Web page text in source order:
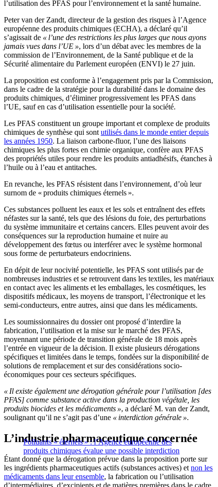
l’utilisation des PFAS pour l’environnement et la santé humaine.
Peter van der Zandt, directeur de la gestion des risques à l’Agence
européenne des produits chimiques (ECHA), a déclaré qu’il
s’agissait de « l’une des restrictions les plus larges que nous ayons
jamais vues dans l’UE », lors d’un débat avec les membres de la
commission de l’Environnement, de la Santé publique et de la
Sécurité alimentaire du Parlement européen (ENVI) le 27 juin.
La proposition est conforme à l’engagement pris par la Commission,
dans le cadre de la stratégie pour la durabilité dans le domaine des
produits chimiques, d’éliminer progressivement les PFAS dans
l’UE, sauf en cas d’utilisation essentielle pour la société.
Les PFAS constituent un groupe important et complexe de produits
chimiques de synthèse qui sont utilisés dans le monde entier depuis
les années 1950. La liaison carbone-fluor, l’une des liaisons
chimiques les plus fortes en chimie organique, confère aux PFAS
des propriétés utiles pour rendre les produits antiadhésifs, étanches à
l’huile ou à l’eau et antitaches.
En revanche, les PFAS résistent dans l’environnement, d’où leur
surnom de « produits chimiques éternels ».
Ces substances polluent les eaux et les sols et entraînent des effets
néfastes sur la santé, tels que des lésions du foie, des perturbations
du système immunitaire et certains cancers. Elles peuvent avoir des
conséquences sur la reproduction humaine et nuire au
développement des fœtus ou interférer avec le système hormonal
sous forme de perturbateurs endocriniens.
En dépit de leur nocivité potentielle, les PFAS sont utilisés par de
nombreuses industries et se retrouvent dans les textiles, les matériaux
en contact avec les aliments et les emballages, les cosmétiques, les
dispositifs médicaux, les moyens de transport, l’électronique et les
semi-conducteurs, entre autres, ainsi que dans les médicaments.
Les soumissionnaires du dossier ont proposé d’interdire la
fabrication, l’utilisation et la mise sur le marché des PFAS,
moyennant une période de transition générale de 18 mois après
l’entrée en vigueur de la décision. Il existe plusieurs dérogations
spécifiques et limitées dans le temps, fondées sur la disponibilité de
solutions de remplacement et sur des considérations socio-
économiques pour ces secteurs spécifiques.
« Il existe également une dérogation générale pour l’utilisation [des
PFAS] comme substance active dans la production végétale, les
produits biocides et les médicaments », a déclaré M. van der Zandt,
soulignant qu’il ne s’agit pas d’une « interdiction générale ».
Polluants « éternels » : l’Agence européenne des
produits chimiques évalue une possible interdiction
L’industrie pharmaceutique concernée
Étant donné que la dérogation prévue dans la proposition porte sur
les ingrédients pharmaceutiques actifs (substances actives) et non les
médicaments dans leur ensemble, la fabrication ou l’utilisation
d’intermédiaires, d’excipients et de matières premières dans le cadre